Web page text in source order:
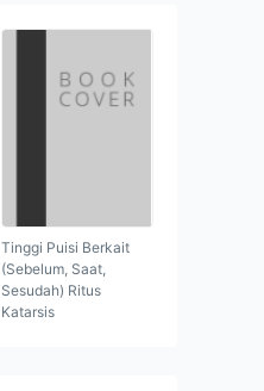
Tinggi Puisi Berkait
(Sebelum, Saat,
Sesudah) Ritus
Katarsis